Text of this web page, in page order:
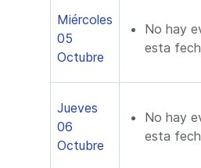
Miércoles
05
Octubre
No hay
esta
Jueves
06
Octubre
No hay
esta